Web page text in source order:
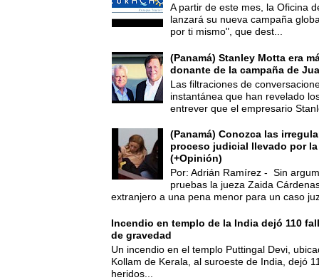
A partir de este mes, la Oficina
lanzará su nueva campaña
por ti mismo", que dest...
(Panamá) Stanley Motta era
donante de la campaña de
Las filtraciones de
instantánea que han revelado
entrever que el empresario
(Panamá) Conozca las
proceso judicial llevado por
(+Opinión)
Por: Adrián Ramírez - Sin
pruebas la jueza Zaida
extranjero a una pena menor para un caso
Incendio en templo de la India dejó 110
de gravedad
Un incendio en el templo Puttingal Devi,
Kollam de Kerala, al suroeste de India, dejó
heridos...